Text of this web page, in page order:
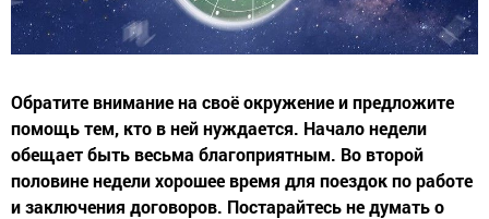
Обратите внимание на своё окружение и предложите
помощь тем, кто в ней нуждается. Начало недели
обещает быть весьма благоприятным. Во второй
половине недели хорошее время для поездок по работе
и заключения договоров. Постарайтесь не думать о